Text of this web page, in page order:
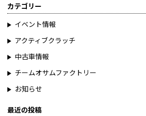
カテゴリー
イベント情報
アクティブクラッチ
中古車情報
チームオサムファクトリー
お知らせ
最近の投稿